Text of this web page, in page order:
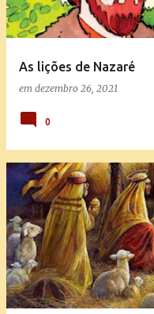
As lições de Nazaré
em dezembro 26, 2021
0